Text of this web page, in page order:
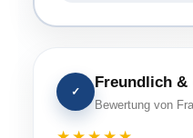
✓
Freundlich &
Bewertung von